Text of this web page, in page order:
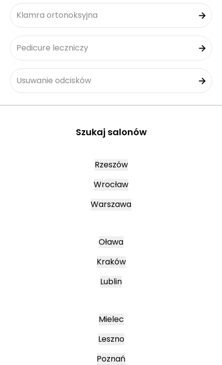
Klamra ortonoksyjna
Pedicure leczniczy
Usuwanie odcisków
Szukaj salonów
Rzeszów
Wrocław
Warszawa
Oława
Kraków
Lublin
Mielec
Leszno
Poznań